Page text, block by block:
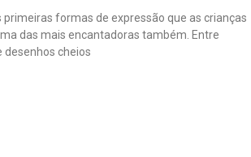
primeiras formas de expressão que as crianças
das mais encantadoras também. Entre
desenhos cheios